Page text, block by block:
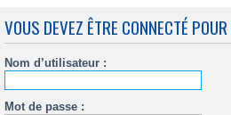
VOUS DEVEZ ÊTRE CONNECTÉ
Nom d’utilisateur :
Mot de passe :